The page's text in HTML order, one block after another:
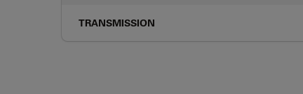
TRANSMISSION